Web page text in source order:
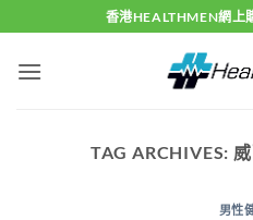
to
content
香港HEALTHMEN網上
TAG ARCHIVES:
男性